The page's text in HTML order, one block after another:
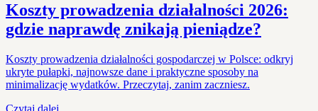
Koszty prowadzenia działalności 2026:
gdzie naprawdę znikają pieniądze?
Koszty prowadzenia działalności gospodarczej w Polsce: odkryj
ukryte pułapki, najnowsze dane i praktyczne sposoby na
minimalizację wydatków. Przeczytaj, zanim zaczniesz.